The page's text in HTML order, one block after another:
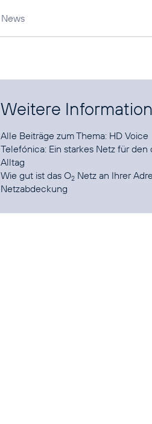
News
Weitere
Alle Beiträge zum Thema: HD Voice
Telefónica: Ein starkes Netz für den
Alltag
Wie gut ist das O2 Netz an Ihrer
Netzabdeckung